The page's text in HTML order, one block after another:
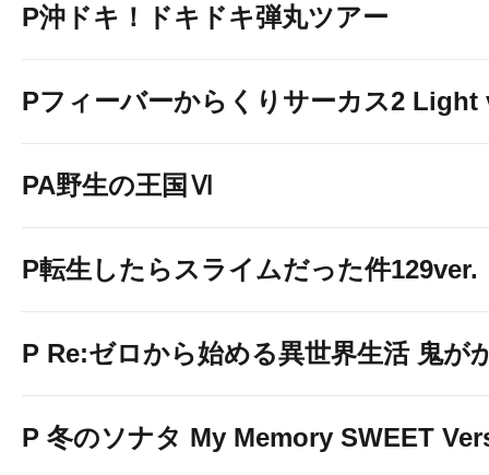
P沖ドキ！ドキドキ弾丸ツアー
Pフィーバーからくりサーカス2 Light
PA野生の王国Ⅵ
P転生したらスライムだった件129ver.
P Re:ゼロから始める異世界生活 鬼が
P 冬のソナタ My Memory SWEET